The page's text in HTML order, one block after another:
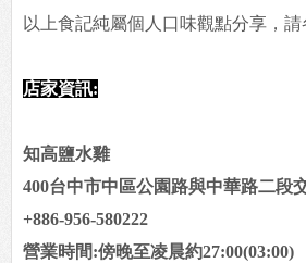
以上食記純屬個人口味觀點分享，
店家資訊:
知高鹽水雞
400台中市中區公園路與中華路二段
+886-956-580222
營業時間:傍晚至凌晨約27:00(03:00)